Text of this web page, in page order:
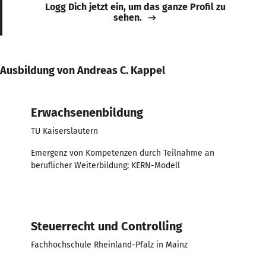
Logg Dich jetzt ein, um das ganze Profil zu
sehen.
Ausbildung von Andreas C. Kappel
Erwachsenenbildung
TU Kaiserslautern
Emergenz von Kompetenzen durch Teilnahme an
beruflicher Weiterbildung; KERN-Modell
Steuerrecht und Controlling
Fachhochschule Rheinland-Pfalz in Mainz